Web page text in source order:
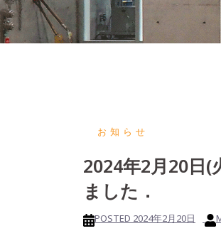
お知らせ
2024年2月20日
ました．
POSTED 2024年2月20日